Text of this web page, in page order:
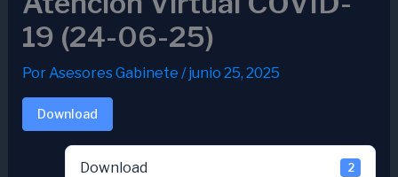
19 (24-06-25)
PorAsesores Gabinete /junio 25, 2025
Download
Download 2